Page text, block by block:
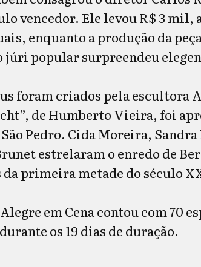
vencedor. Ele levou R$ 3 mil,
enquanto a produção da
júri popular surpreendeu
foram criados pela escultora
de Humberto Vieira, foi
Pedro. Cida Moreira,
estrelaram o enredo de
da primeira metade do século
em Cena contou com 70
os 19 dias de duração.